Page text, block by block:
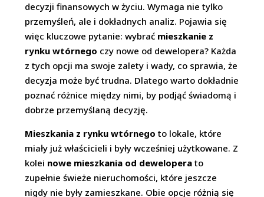
decyzji finansowych w życiu. Wymaga nie tylko
przemyśleń, ale i dokładnych analiz. Pojawia się
więc kluczowe pytanie: wybrać mieszkanie z
rynku wtórnego czy nowe od dewelopera? Każda
z tych opcji ma swoje zalety i wady, co sprawia, że
decyzja może być trudna. Dlatego warto dokładnie
poznać różnice między nimi, by podjąć świadomą i
dobrze przemyślaną decyzję.
Mieszkania z rynku wtórnego to lokale, które
miały już właścicieli i były wcześniej użytkowane. Z
kolei nowe mieszkania od dewelopera to
zupełnie świeże nieruchomości, które jeszcze
nigdy nie były zamieszkane. Obie opcje różnią się